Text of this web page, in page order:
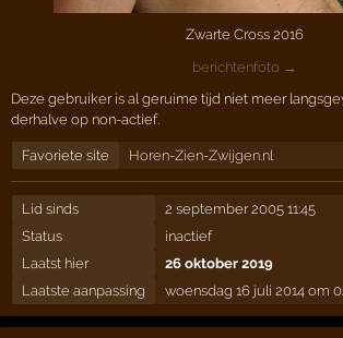
Zwarte Cross 2016
berichtenfoto →
Deze gebruiker is al geruime tijd niet meer
derhalve op non-actief.
Favoriete site Horen-Zien-Zwijgen.nl
Lid sinds
2 september 2005 11:45
Status
inactief
Laatst hier
26 oktober 2019
Laatste aanpassing
woensdag 16 juli 2014 om